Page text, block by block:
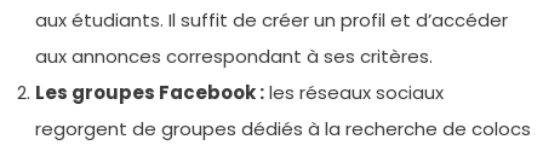
aux étudiants. Il suffit de créer un profil et d’accéder
aux annonces correspondant à ses critères.
Les groupes Facebook :les réseaux sociaux
regorgent de groupes dédiés à la recherche de colocs